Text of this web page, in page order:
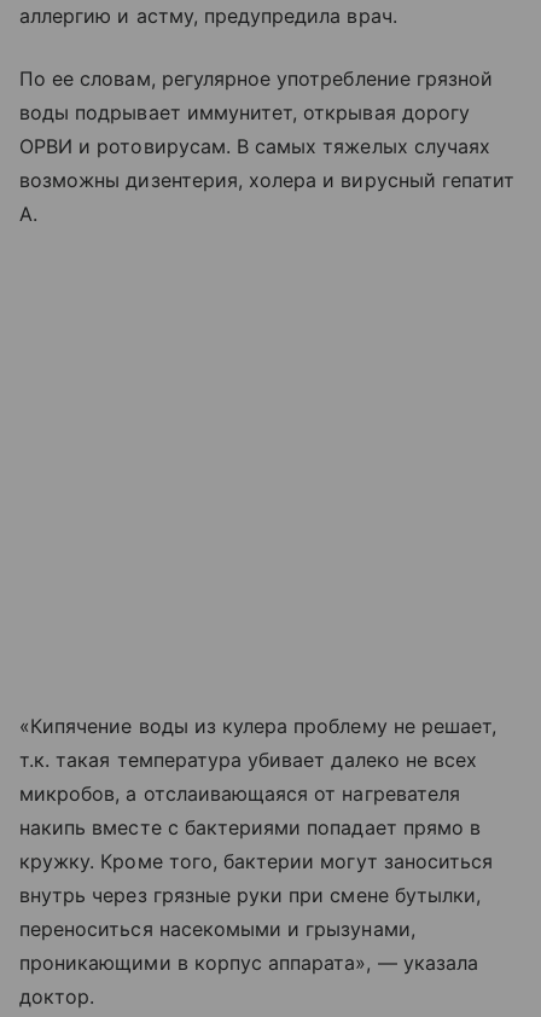
аллергию и астму, предупредила врач.
По ее словам, регулярное употребление грязной
воды подрывает иммунитет, открывая дорогу
ОРВИ и ротовирусам. В самых тяжелых случаях
возможны дизентерия, холера и вирусный гепатит
A.
«Кипячение воды из кулера проблему не решает,
т.к. такая температура убивает далеко не всех
микробов, а отслаивающаяся от нагревателя
накипь вместе с бактериями попадает прямо в
кружку. Кроме того, бактерии могут заноситься
внутрь через грязные руки при смене бутылки,
переноситься насекомыми и грызунами,
проникающими в корпус аппарата», — указала
доктор.